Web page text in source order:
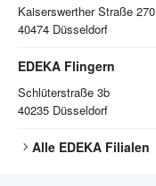
Kaiserswerther Straße 270
40474 Düsseldorf
EDEKA Flingern
Schlüterstraße 3b
40235 Düsseldorf
Alle EDEKA Filialen